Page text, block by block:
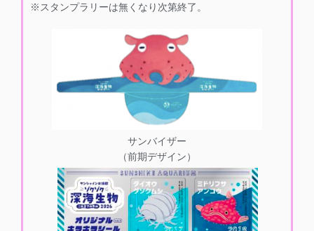
※スタンプラリーは無くなり次第終了。
サンバイザー
（前期デザイン）